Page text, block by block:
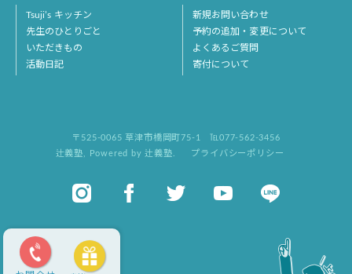
Tsuji’s キッチン
先生のひとりごと
いただきもの
活動日記
新規お問い合わせ
予約の追加・変更について
よくあるご質問
寄付について
〒525-0065 草津市橋岡町75-1
℡077-562-3456
辻義塾, Powered by 辻義塾. プライバシーポリシー